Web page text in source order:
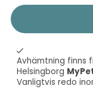
Avhämtning finns
Helsingborg
Vanligtvis redo